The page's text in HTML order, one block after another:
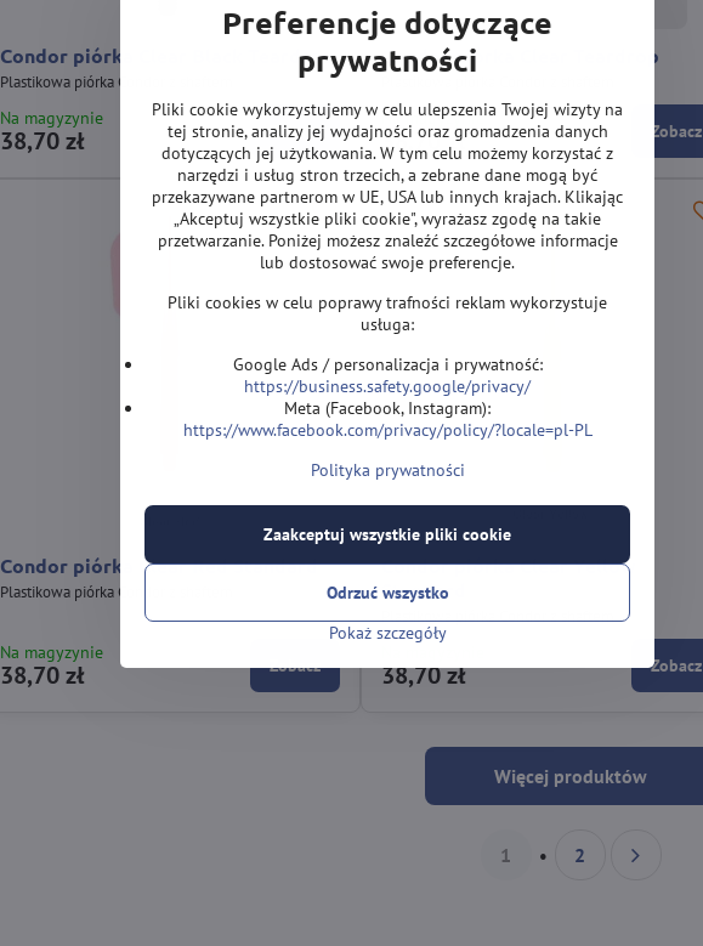
Condor piórka Clear Black Teardrop
Plastikowa piórka Condor z shaftem
Na magyzynie
38,70 zł Zobacz
Condor piórka Clear Teardrop
Na magyzynie
38,70 zł Zobacz
Condor piórka Clear Red Standard
Plastikowa piórka Condor z shaftem
Na magyzynie
38,70 zł Zobacz
Condor piórka Clear Yellow
Standard
Plastikowa piórka Condor z shaftem
38,70 zł Zobacz
Więcej produktów
1 2
Preferencje dotyczące
prywatności
Pliki cookie wykorzystujemy w celu ulepszenia Twojej wizyty na
tej stronie, analizy jej wydajności oraz gromadzenia danych
dotyczących jej użytkowania. W tym celu możemy korzystać z
narzędzi i usług stron trzecich, a zebrane dane mogą być
przekazywane partnerom w UE, USA lub innych krajach. Klikając
„Akceptuj wszystkie pliki cookie", wyrażasz zgodę na takie
przetwarzanie. Poniżej możesz znaleźć szczegółowe informacje
lub dostosować swoje preferencje.
Pliki cookies w celu poprawy trafności reklam wykorzystuje
usługa:
Google Ads / personalizacja i prywatność:
https://business.safety.google/privacy/
Meta (Facebook, Instagram):
https://www.facebook.com/privacy/policy/?locale=pl-PL
Polityka prywatności
Pokaż szczegóły
Zaakceptuj wszystkie pliki cookie
Odrzuć wszystko